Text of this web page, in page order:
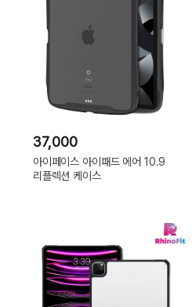
37,000
아이페이스 아이패드 에어 10.9
리플렉션 케이스